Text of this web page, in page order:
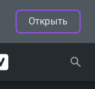
Открыть